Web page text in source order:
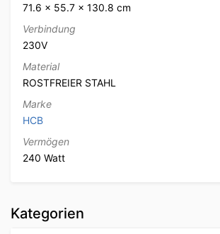
71.6 × 55.7 × 130.8 cm
Verbindung
230V
Material
ROSTFREIER STAHL
Marke
HCB
Vermögen
240 Watt
Kategorien